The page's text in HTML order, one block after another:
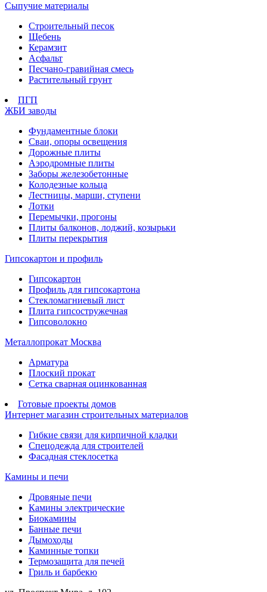
Сыпучие материалы
Строительный песок
Щебень
Керамзит
Асфальт
Песчано-гравийная смесь
Растительный грунт
ПГП
ЖБИ заводы
Фундаментные блоки
Сваи, опоры освещения
Дорожные плиты
Аэродромные плиты
Заборы железобетонные
Колодезные кольца
Лестницы, марши, ступени
Лотки
Перемычки, прогоны
Плиты балконов, лоджий, козырьки
Плиты перекрытия
Гипсокартон и профиль
Гипсокартон
Профиль для гипсокартона
Стекломагниевый лист
Плита гипсостружечная
Гипсоволокно
Металлопрокат Москва
Арматура
Плоский прокат
Сетка сварная оцинкованная
Готовые проекты домов
Интернет магазин строительных материалов
Гибкие связи для кирпичной кладки
Спецодежда для строителей
Фасадная стеклосетка
Камины и печи
Дровяные печи
Камины электрические
Биокамины
Банные печи
Дымоходы
Каминные топки
Термозащита для печей
Гриль и барбекю